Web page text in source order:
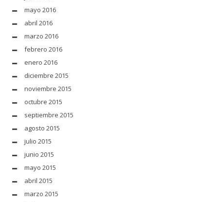
mayo 2016
abril 2016
marzo 2016
febrero 2016
enero 2016
diciembre 2015
noviembre 2015
octubre 2015
septiembre 2015
agosto 2015
julio 2015
junio 2015
mayo 2015
abril 2015
marzo 2015